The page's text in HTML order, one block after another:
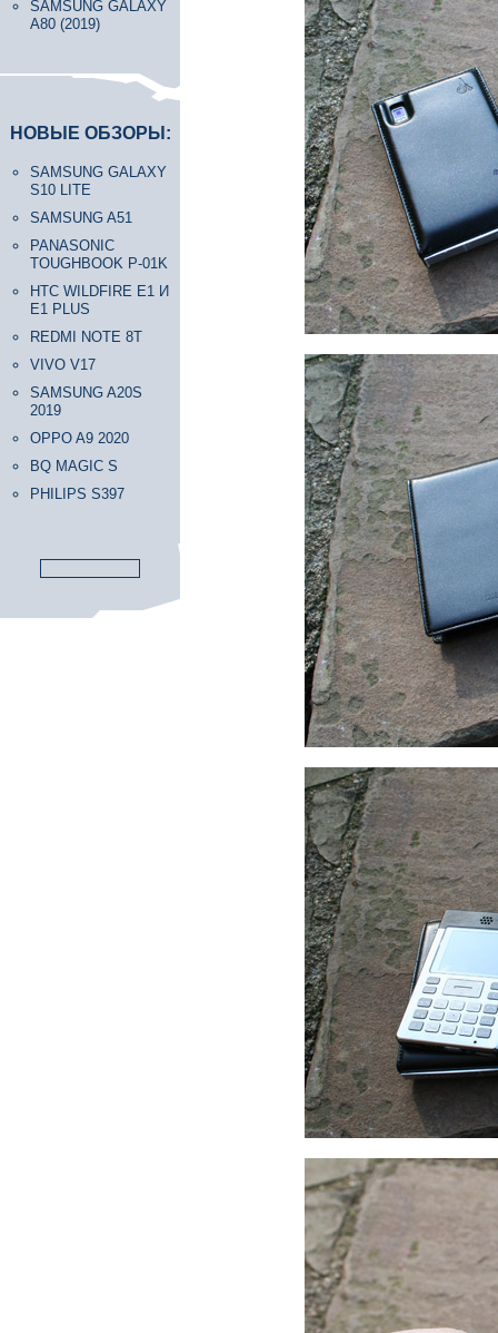
SAMSUNG GALAXY
A80 (2019)
НОВЫЕ ОБЗОРЫ:
SAMSUNG GALAXY
S10 LITE
SAMSUNG A51
PANASONIC
TOUGHBOOK P-01K
HTC WILDFIRE E1 И
E1 PLUS
REDMI NOTE 8T
VIVO V17
SAMSUNG A20S
2019
OPPO A9 2020
BQ MAGIC S
PHILIPS S397